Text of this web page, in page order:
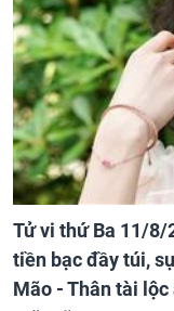
Tử vi thứ Ba 11/8/
tiền bạc đầy túi,
Mão - Thân tài